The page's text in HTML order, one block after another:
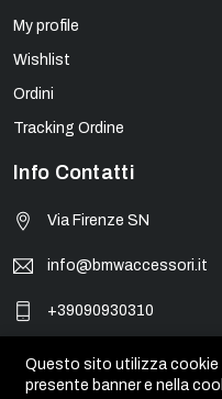
My profile
Wishlist
Ordini
Tracking Ordine
Info Contatti
Via Firenze SN
info@bmwaccessori.it
+39090930310
© BMW Accessori - PIVA
Questo sito utilizza cookie
presente banner e nella